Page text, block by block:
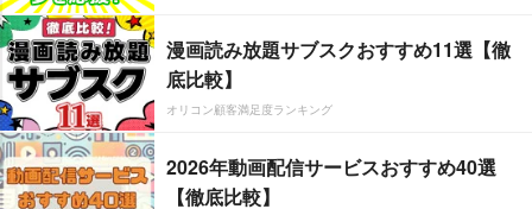
漫画読み放題サブスクおすすめ11選【徹
底比較】
オリコン顧客満足度ランキング
2026年動画配信サービスおすすめ40選
【徹底比較】